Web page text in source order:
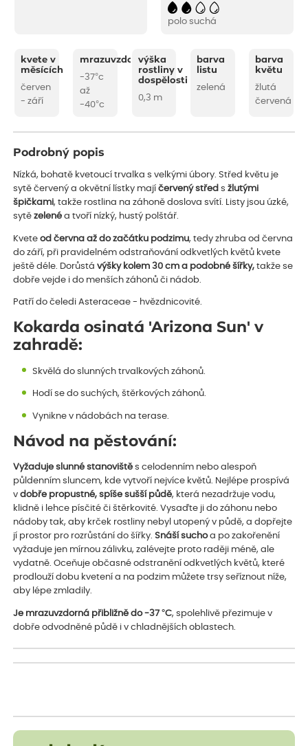
polo suchá
kvete v
měsících
červen
- září
mrazuvzdornost
-37°c
až
-40°c
výška
rostliny v
dospělosti
0,3 m
barva
listu
zelená
barva
květu
žlutá
červená
Podrobný popis
Nízká, bohatě kvetoucí trvalka s velkými úbory. Střed květu je
sytě červený a okvětní lístky majíčervený střed sžlutými
špičkami, takže rostlina na záhoně doslova svítí. Listy jsou úzké,
sytězelené a tvoří nízký, hustý polštář.
Kveteod června až do začátku podzimu, tedy zhruba od června
do září, při pravidelném odstraňování odkvetlých květů kvete
ještě déle. Dorůstávýšky kolem 30 cm a podobné šířky, takže se
dobře vejde i do menších záhonů či nádob.
Patří do čeledi Asteraceae - hvězdnicovité.
Kokarda osinatá 'Arizona Sun' v
zahradě:
Skvělá do slunných trvalkových záhonů.
Hodí se do suchých, štěrkových záhonů.
Vynikne v nádobách na terase.
Návod na pěstování:
Vyžaduje slunné stanoviště s celodenním nebo alespoň
půldenním sluncem, kde vytvoří nejvíce květů. Nejlépe prospívá
vdobře propustné, spíše sušší půdě, která nezadržuje vodu,
klidně i lehce písčité či štěrkovité. Vysaďte ji do záhonu nebo
nádoby tak, aby krček rostliny nebyl utopený v půdě, a dopřejte
jí prostor pro rozrůstání do šířky.Snáší suchoa po zakořenění
vyžaduje jen mírnou zálivku, zalévejte proto raději méně, ale
vydatně. Oceňuje občasné odstranění odkvetlých květů, které
prodlouží dobu kvetení a na podzim můžete trsy seříznout níže,
aby lépe zmladily.
Je mrazuvzdorná přibližně do -37 °C, spolehlivě přezimuje v
dobře odvodněné půdě i v chladnějších oblastech.